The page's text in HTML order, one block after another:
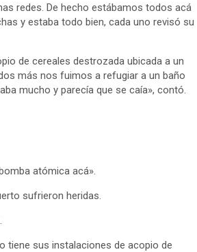
redes. De hecho estábamos todos acá
y estaba todo bien, cada uno revisó su
de cereales destrozada ubicada a un
más nos fuimos a refugiar a un baño
mucho y parecía que se caía», contó.
atómica acá».
sufrieron heridas.
tiene sus instalaciones de acopio de